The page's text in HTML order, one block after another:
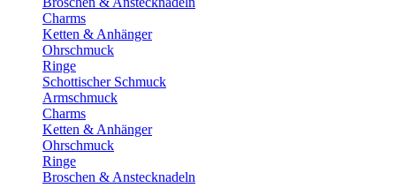
Charms
Ketten & Anhänger
Ohrschmuck
Ringe
Schottischer Schmuck
Armschmuck
Charms
Ketten & Anhänger
Ohrschmuck
Ringe
Broschen & Anstecknadeln